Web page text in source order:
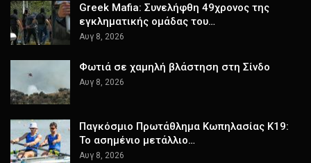
Greek Mafia: Συνελήφθη 49χρονος της
εγκληματικής ομάδας του…
Αυγ 8, 2026
Φωτιά σε χαμηλή βλάστηση στη Σίνδο
Αυγ 8, 2026
Παγκόσμιο Πρωτάθλημα Κωπηλασίας Κ19:
Το ασημένιο μετάλλιο…
Αυγ 8, 2026